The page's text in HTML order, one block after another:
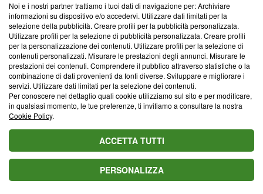
Suggerisci una correzione
Valuta il titolo di questo articolo
Blasting News consiglia
L'oroscopo di domani 7 agosto e classifica: Pesci al 1ﾟ
posto, in arrivo occasioni preziose
Oroscopo e classifica del 9 agosto: 1ﾟCancro, 2ﾟPesci,
3ﾟSagittario
L'oroscopo del giorno venerdì 7 agosto: Venere lascia
Noi e i nostri partner trattiamo i tuoi dati di navigazione per: Archiviare
informazioni su dispositivo e/o accedervi. Utilizzare dati limitati per la
selezione della pubblicità. Creare profili per la pubblicità personalizzata.
Utilizzare profili per la selezione di pubblicità personalizzata. Creare profili
per la personalizzazione dei contenuti. Utilizzare profili per la selezione di
contenuti personalizzati. Misurare le prestazioni degli annunci. Misurare le
prestazioni dei contenuti. Comprendere il pubblico attraverso statistiche o la
combinazione di dati provenienti da fonti diverse. Sviluppare e migliorare i
servizi. Utilizzare dati limitati per la selezione dei contenuti.
Per conoscere nel dettaglio quali cookie utilizziamo sul sito e per modificare,
in qualsiasi momento, le tue preferenze, ti invitiamo a consultare la nostra
Cookie Policy.
ACCETTA TUTTI
PERSONALIZZA